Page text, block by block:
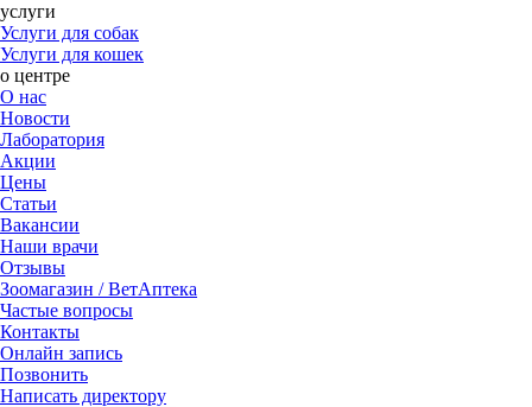
услуги
Услуги для собак
Услуги для кошек
о центре
О нас
Новости
Лаборатория
Акции
Цены
Статьи
Вакансии
Наши врачи
Отзывы
Зоомагазин / ВетАптека
Частые вопросы
Контакты
Онлайн запись
Позвонить
Написать директору